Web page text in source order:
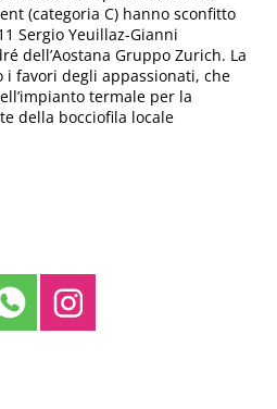
(categoria C) hanno sconfitto
Sergio Yeuillaz-Gianni
dell’Aostana Gruppo Zurich. La
favori degli appassionati, che
termale per la
della bocciofila locale